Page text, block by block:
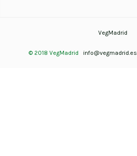
VegMadrid
© 2018 VegMadrid info@vegmadrid.es